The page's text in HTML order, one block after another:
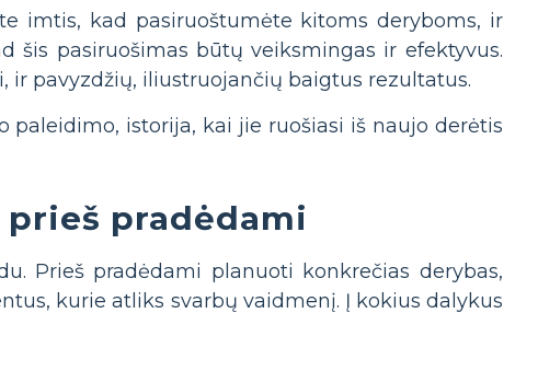
imtis, kad pasiruoštumėte kitoms deryboms, ir
šis pasiruošimas būtų veiksmingas ir efektyvus.
ir pavyzdžių, iliustruojančių baigtus rezultatus.
paleidimo, istorija, kai jie ruošiasi iš naujo derėtis
pradėdami
Prieš pradėdami planuoti konkrečias derybas,
kurie atliks svarbų vaidmenį. Į kokius dalykus